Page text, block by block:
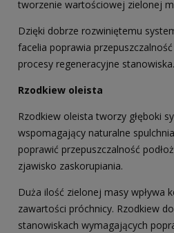
tworzenie wartościowej zielonej
Dzięki dobrze rozwiniętemu
facelia poprawia
procesy regeneracyjne stanowiska.
Rzodkiew oleista
Rzodkiew oleista tworzy głęboki
wspomagający naturalne
poprawić przepuszczalność
zjawisko zaskorupiania.
Duża ilość zielonej masy wpływa
zawartości próchnicy. Rzodkiew
stanowiskach wymagających